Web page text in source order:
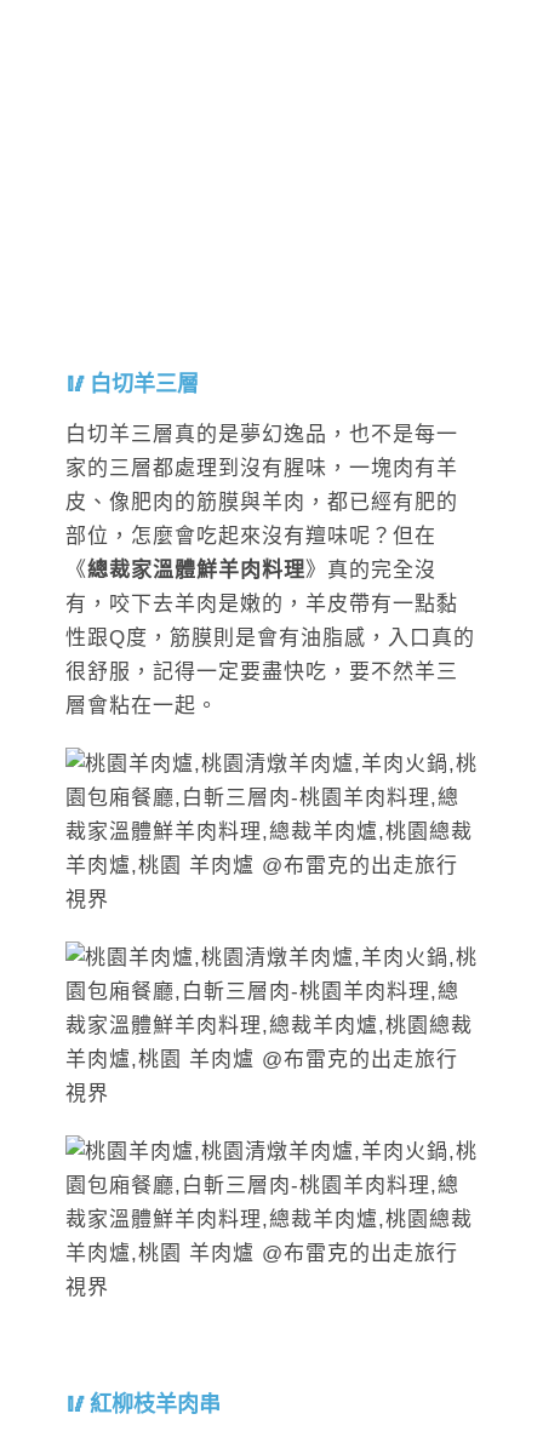
白切羊三層
白切羊三層真的是夢幻逸品，也不是每一
家的三層都處理到沒有腥味，一塊肉有羊
皮、像肥肉的筋膜與羊肉，都已經有肥的
部位，怎麼會吃起來沒有羶味呢？但在
《總裁家溫體鮮羊肉料理》真的完全沒
有，咬下去羊肉是嫩的，羊皮帶有一點黏
性跟Q度，筋膜則是會有油脂感，入口真的
很舒服，記得一定要盡快吃，要不然羊三
層會粘在一起。
紅柳枝羊肉串